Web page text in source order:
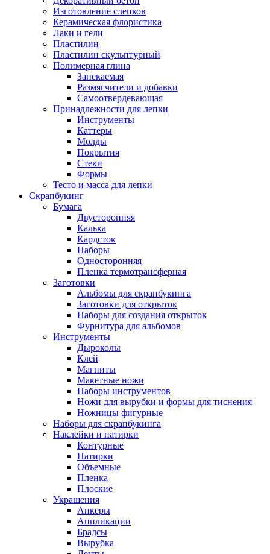
Изготовление слепков
Керамическая флористика
Лаки и гели
Пластилин
Пластилин скульптурный
Полимерная глина
Запекаемая
Размягчители и добавки
Самоотвердевающая
Принадлежности для лепки
Инструменты
Каттеры
Молды
Покрытия
Стеки
Формы
Тесто и масса для лепки
Скрапбукинг
Бумага
Двусторонняя
Калька
Кардсток
Наборы
Односторонняя
Пленка термотрансферная
Заготовки
Альбомы для скрапбукинга
Заготовки для открыток
Наборы для создания открыток
Фурнитура для альбомов
Инструменты
Дыроколы
Клей
Магниты
Макетные ножи
Наборы инструментов
Ножи для вырубки и формы для тиснения
Ножницы фигурные
Наборы для скрапбукинга
Наклейки и натирки
Контурные
Натирки
Объемные
Пленка
Плоские
Украшения
Анкеры
Аппликации
Брадсы
Вырубка